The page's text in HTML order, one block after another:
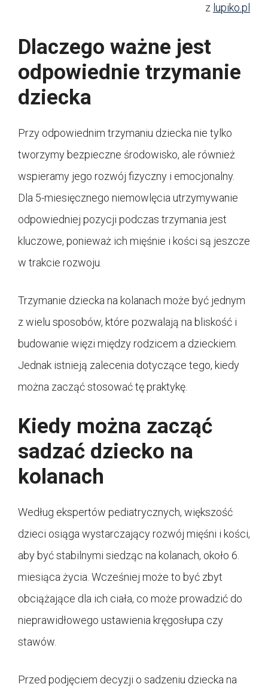
z lupiko.pl
Dlaczego ważne jest
odpowiednie trzymanie
dziecka
Przy odpowiednim trzymaniu dziecka nie tylko
tworzymy bezpieczne środowisko, ale również
wspieramy jego rozwój fizyczny i emocjonalny.
Dla 5-miesięcznego niemowlęcia utrzymywanie
odpowiedniej pozycji podczas trzymania jest
kluczowe, ponieważ ich mięśnie i kości są jeszcze
w trakcie rozwoju.
Trzymanie dziecka na kolanach może być jednym
z wielu sposobów, które pozwalają na bliskość i
budowanie więzi między rodzicem a dzieckiem.
Jednak istnieją zalecenia dotyczące tego, kiedy
można zacząć stosować tę praktykę.
Kiedy można zacząć
sadzać dziecko na
kolanach
Według ekspertów pediatrycznych, większość
dzieci osiąga wystarczający rozwój mięśni i kości,
aby być stabilnymi siedząc na kolanach, około 6.
miesiąca życia. Wcześniej może to być zbyt
obciążające dla ich ciała, co może prowadzić do
nieprawidłowego ustawienia kręgosłupa czy
stawów.
Przed podjęciem decyzji o sadzeniu dziecka na